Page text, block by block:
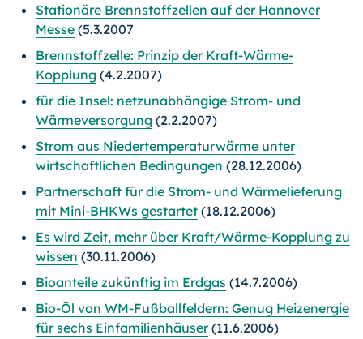
Stationäre Brennstoffzellen auf der Hannover
Messe (5.3.2007
Brennstoffzelle: Prinzip der Kraft-Wärme-
Kopplung (4.2.2007)
für die Insel: netzunabhängige Strom- und
Wärmeversorgung (2.2.2007)
Strom aus Niedertemperaturwärme unter
wirtschaftlichen Bedingungen (28.12.2006)
Partnerschaft für die Strom- und Wärmelieferung
mit Mini-BHKWs gestartet (18.12.2006)
Es wird Zeit, mehr über Kraft/Wärme-Kopplung zu
wissen (30.11.2006)
Bioanteile zukünftig im Erdgas (14.7.2006)
Bio-Öl von WM-Fußballfeldern: Genug Heizenergie
für sechs Einfamilienhäuser(11.6.2006)